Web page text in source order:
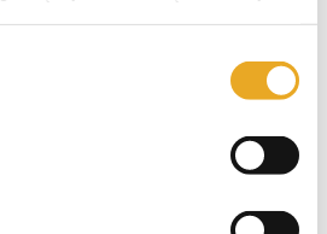
Pieniądze-Pożyczka – opinie i